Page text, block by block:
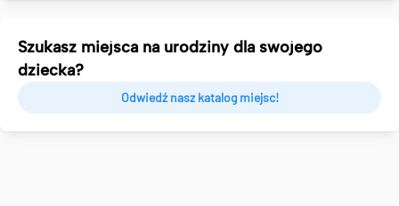
Szukasz miejsca na urodziny dla swojego
dziecka?
Odwiedź nasz katalog miejsc!